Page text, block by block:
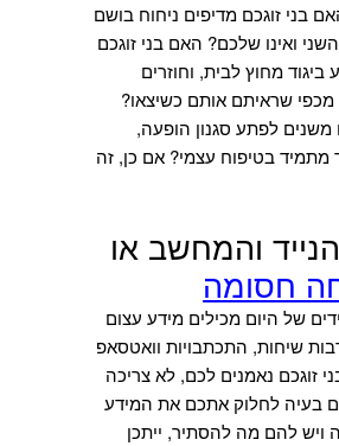
בני זוגכם מדיפים ניחוח בושם
ואינו שלכם? האם בני זוגכם
מחוץ לבית, וחוזרים
שראיתם אותם כשיצאו?
משנים לפתע סגנון הופעה,
מתמיד בטיפוח עצמי? אם כן, זה
והמחשב או
חסומה
של היום מכילים מידע עצום
שיחות, התכתבויות וואטסאפ
זוגכם נאמנים לכם, לא צריכה
בעיה לחלוק אתכם את המידע
ויש להם מה להסתיר, ייתכן